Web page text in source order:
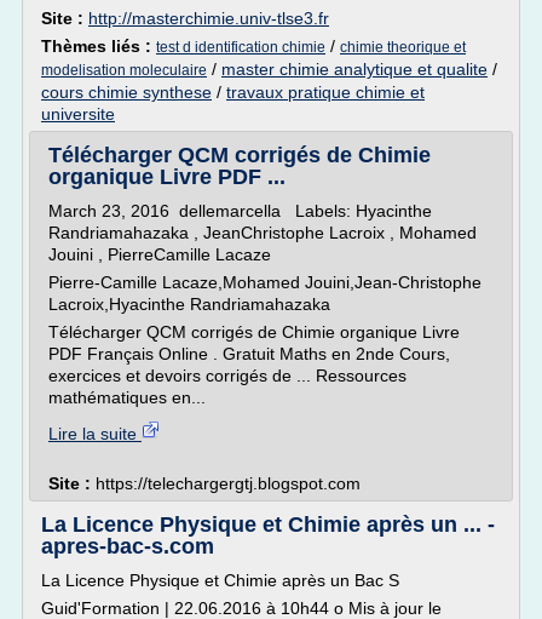
Site : http://masterchimie.univ-tlse3.fr
Thèmes liés : test d identification chimie / chimie theorique et
modelisation moleculaire / master chimie analytique et qualite /
cours chimie synthese / travaux pratique chimie et
universite
Télécharger QCM corrigés de Chimie
organique Livre PDF ...
March 23, 2016 dellemarcella Labels: Hyacinthe
Randriamahazaka , JeanChristophe Lacroix , Mohamed
Jouini , PierreCamille Lacaze
Pierre-Camille Lacaze,Mohamed Jouini,Jean-Christophe
Lacroix,Hyacinthe Randriamahazaka
Télécharger QCM corrigés de Chimie organique Livre
PDF Français Online . Gratuit Maths en 2nde Cours,
exercices et devoirs corrigés de ... Ressources
mathématiques en...
Lire la suite
Site : https://telechargergtj.blogspot.com
La Licence Physique et Chimie après un ... -
apres-bac-s.com
La Licence Physique et Chimie après un Bac S
Guid'Formation | 22.06.2016 à 10h44 o Mis à jour le